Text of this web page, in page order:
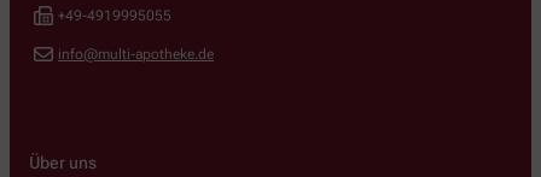
+49-4919995055
info@multi-apotheke.de
Über uns